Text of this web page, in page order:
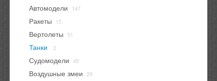
Автомодели 147
Ракеты 15
Вертолеты 51
Танки 2
Судомодели 45
Воздушные змеи 29